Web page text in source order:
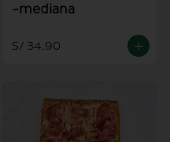
-mediana
S/ 34.90